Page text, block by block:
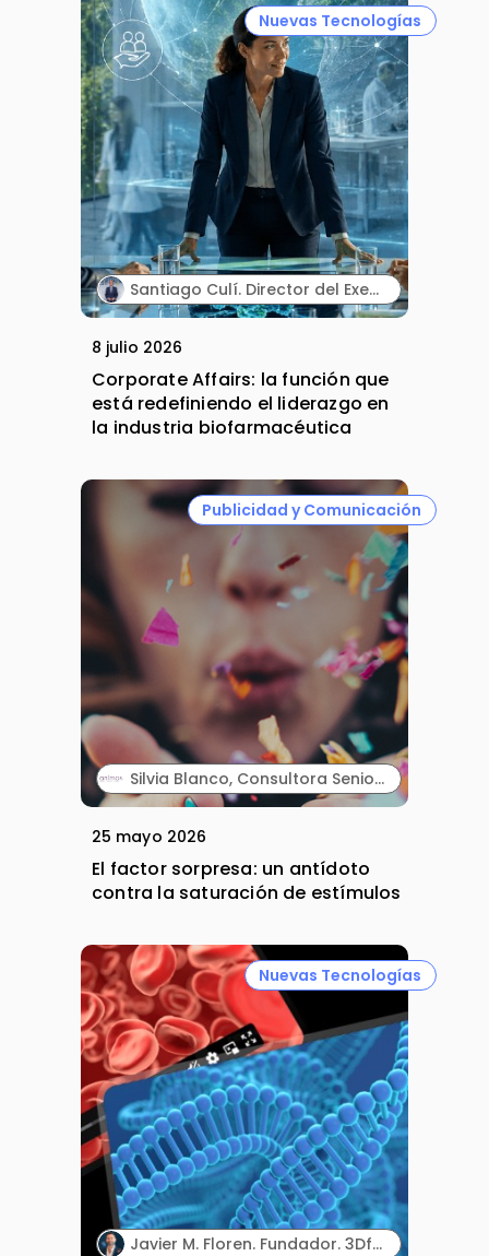
Nuevas Tecnologías
Santiago Culí. Director del Executive Program en Asuntos Públicos y Comunicación en la Industria Farmacéutica de Cesif.
8 julio 2026
Corporate Affairs: la función que
está redefiniendo el liderazgo en
la industria biofarmacéutica
Publicidad y Comunicación
Silvia Blanco, Consultora Senior y Carla Vallès, Manager Senior. ANIMA.
25 mayo 2026
El factor sorpresa: un antídoto
contra la saturación de estímulos
Nuevas Tecnologías
Javier M. Floren. Fundador. 3DforScience.